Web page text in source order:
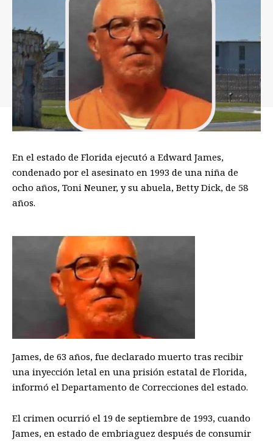
En el estado de Florida ejecutó a Edward James,
condenado por el asesinato en 1993 de una niña de
ocho años, Toni Neuner, y su abuela, Betty Dick, de 58
años.
James, de 63 años, fue declarado muerto tras recibir
una inyección letal en una prisión estatal de Florida,
informó el Departamento de Correcciones del estado.
El crimen ocurrió el 19 de septiembre de 1993, cuando
James, en estado de embriaguez después de consumir